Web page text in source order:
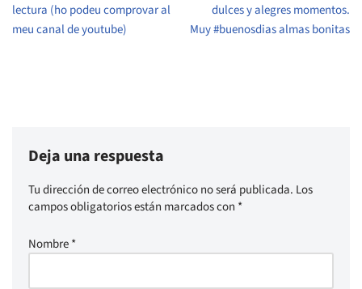
lectura (ho podeu comprovar al
meu canal de youtube)
dulces y alegres momentos.
Muy #buenosdias almas bonitas
Deja una respuesta
Tu dirección de correo electrónico no será publicada. Los
campos obligatorios están marcados con *
Nombre*